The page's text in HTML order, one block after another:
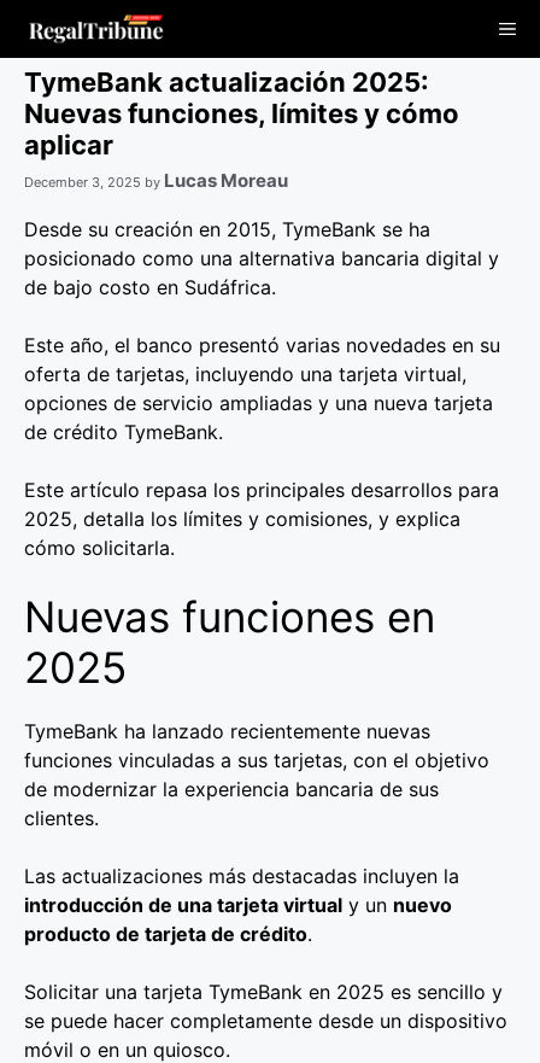
content
TymeBank actualización 2025:
Nuevas funciones, límites y cómo
aplicar
December 3, 2025 by Lucas Moreau
Desde su creación en 2015, TymeBank se ha
posicionado como una alternativa bancaria digital y
de bajo costo en Sudáfrica.
Este año, el banco presentó varias novedades en su
oferta de tarjetas, incluyendo una tarjeta virtual,
opciones de servicio ampliadas y una nueva tarjeta
de crédito TymeBank.
Este artículo repasa los principales desarrollos para
2025, detalla los límites y comisiones, y explica
cómo solicitarla.
Nuevas funciones en
2025
TymeBank ha lanzado recientemente nuevas
funciones vinculadas a sus tarjetas, con el objetivo
de modernizar la experiencia bancaria de sus
clientes.
Las actualizaciones más destacadas incluyen la
introducción de una tarjeta virtual y un nuevo
producto de tarjeta de crédito.
Solicitar una tarjeta TymeBank en 2025 es sencillo y
se puede hacer completamente desde un dispositivo
móvil o en un quiosco.